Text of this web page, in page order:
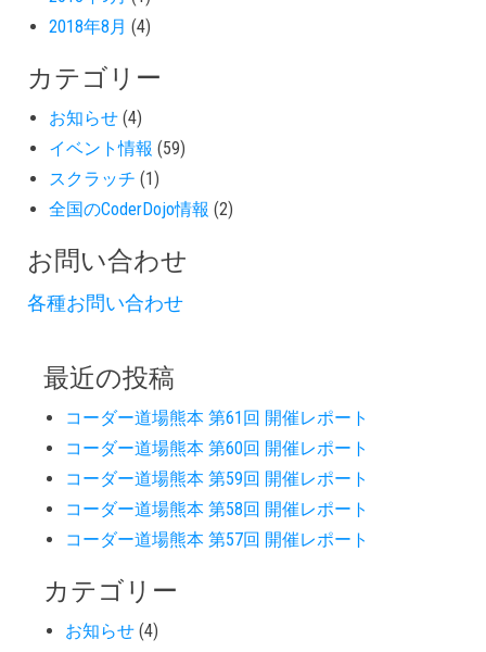
2018年8月 (4)
カテゴリー
お知らせ (4)
イベント情報 (59)
スクラッチ (1)
全国のCoderDojo情報 (2)
お問い合わせ
各種お問い合わせ
最近の投稿
コーダー道場熊本 第61回 開催レポート
コーダー道場熊本 第60回 開催レポート
コーダー道場熊本 第59回 開催レポート
コーダー道場熊本 第58回 開催レポート
コーダー道場熊本 第57回 開催レポート
カテゴリー
お知らせ (4)